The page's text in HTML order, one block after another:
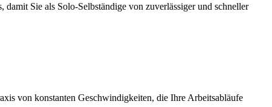
Sie als Solo-Selbständige von zuverlässiger und schneller
von konstanten Geschwindigkeiten, die Ihre Arbeitsabläufe